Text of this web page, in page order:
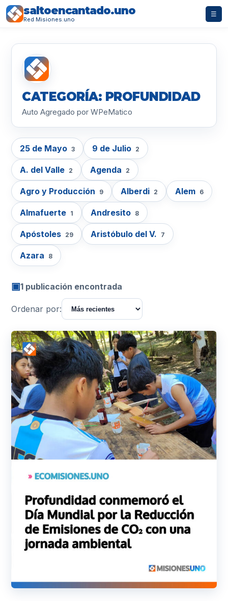
saltoencantado.uno
Red Misiones.uno
☰
CATEGORÍA: PROFUNDIDAD
Auto Agregado por WPeMatico
25 de Mayo 3 9 de Julio 2
A. del Valle 2 Agenda 2
Agro y Producción 9 Alberdi 2 Alem 6
Almafuerte 1 Andresito 8
Apóstoles 29 Aristóbulo del V. 7
Azara 8
▣1 publicación encontrada
Ordenar por: